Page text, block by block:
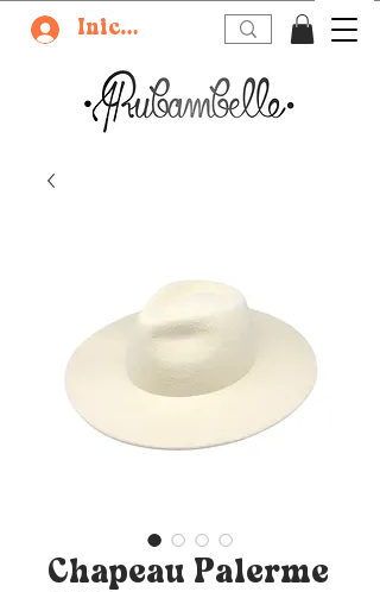
Iniciar sesión
Chapeau Palerme